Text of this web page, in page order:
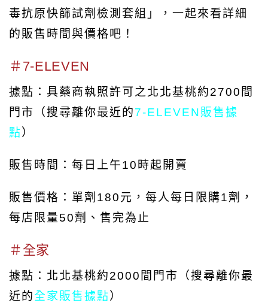
毒抗原快篩試劑檢測套組」，一起來看詳細
的販售時間與價格吧！
＃7-ELEVEN
據點：具藥商執照許可之北北基桃約2700間
門市（搜尋離你最近的7-ELEVEN販售據
點）
販售時間：每日上午10時起開賣
販售價格：單劑180元，每人每日限購1劑，
每店限量50劑、 售完為止
＃全家
據點：北北基桃約2000間門市
（搜尋離你最
近的全家販售據點）